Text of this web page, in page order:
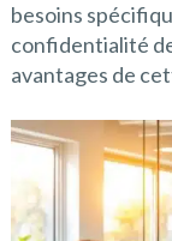
besoins
confidentialité
avantages de